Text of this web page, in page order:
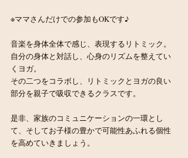
※ママさんだけでの参加もOKです♪
音楽を身体全体で感じ、表現するリトミック。
自分の身体と対話し、心身のリズムを整えてい
くヨガ。
その二つをコラボし、リトミックとヨガの良い
部分を親子で吸収できるクラスです。
是非、家族のコミュニケーションの一環とし
て、そしてお子様の豊かで可能性あふれる個性
を高めていきましょう。